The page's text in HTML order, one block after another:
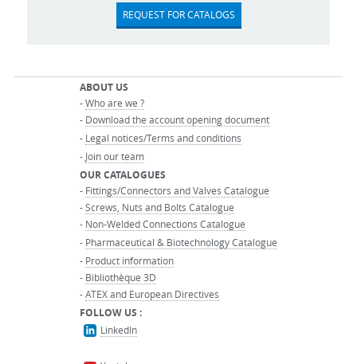
REQUEST FOR CATALOGS
ABOUT US
-Who are we ?
- Download the account opening document
- Legal notices/Terms and conditions
- Join our team
OUR CATALOGUES
- Fittings/Connectors and Valves Catalogue
-Screws, Nuts and Bolts Catalogue
- Non-Welded Connections Catalogue
- Pharmaceutical & Biotechnology Catalogue
- Product information
- Bibliothèque 3D
-ATEX and European Directives
FOLLOW US :
LinkedIn